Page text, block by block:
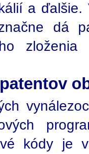
a
dá
kódy je